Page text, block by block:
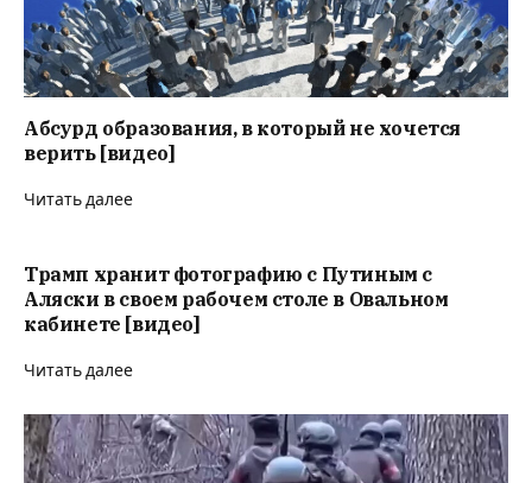
Абсурд образования, в который не хочется
верить [видео]
Читать далее
Трамп хранит фотографию с Путиным с
Аляски в своем рабочем столе в Овальном
кабинете [видео]
Читать далее